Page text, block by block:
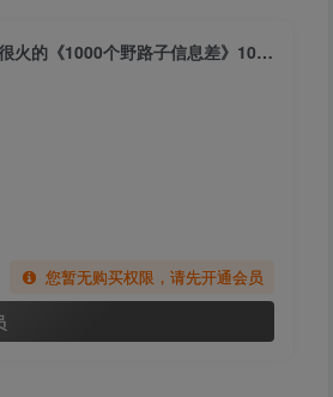
（6282期）一天做完别一辈子的视频 制作最近很火的《1000个野路子信息差》100%过原创
您暂无购买权限，请先开通会员